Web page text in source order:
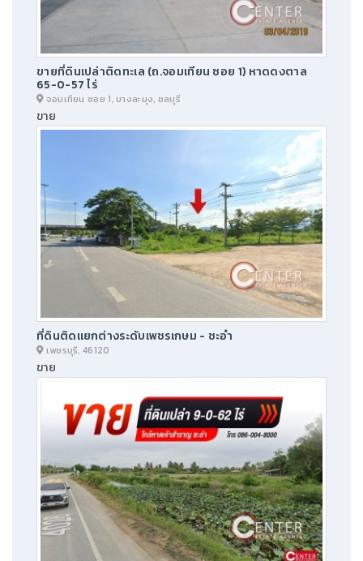
ขายที่ดินเปล่าติดทะเล (ถ.จอมเทียน ซอย 1) หาดดงตาล
65-0-57 ไร่
จอมเทียน ซอย 1, บางละมุง, ชลบุรี
ขาย
ที่ดินติดแยกต่างระดับเพชรเกษม - ชะอำ
เพชรบุรี, 46120
ขาย